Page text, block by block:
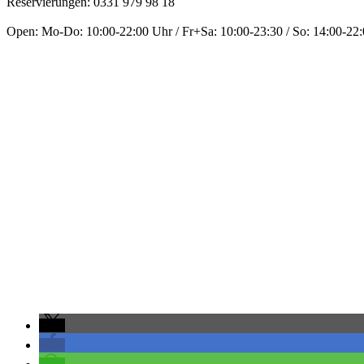
Open: Mo-Do: 10:00-22:00 Uhr / Fr+Sa: 10:00-23:30 / So: 14:00-